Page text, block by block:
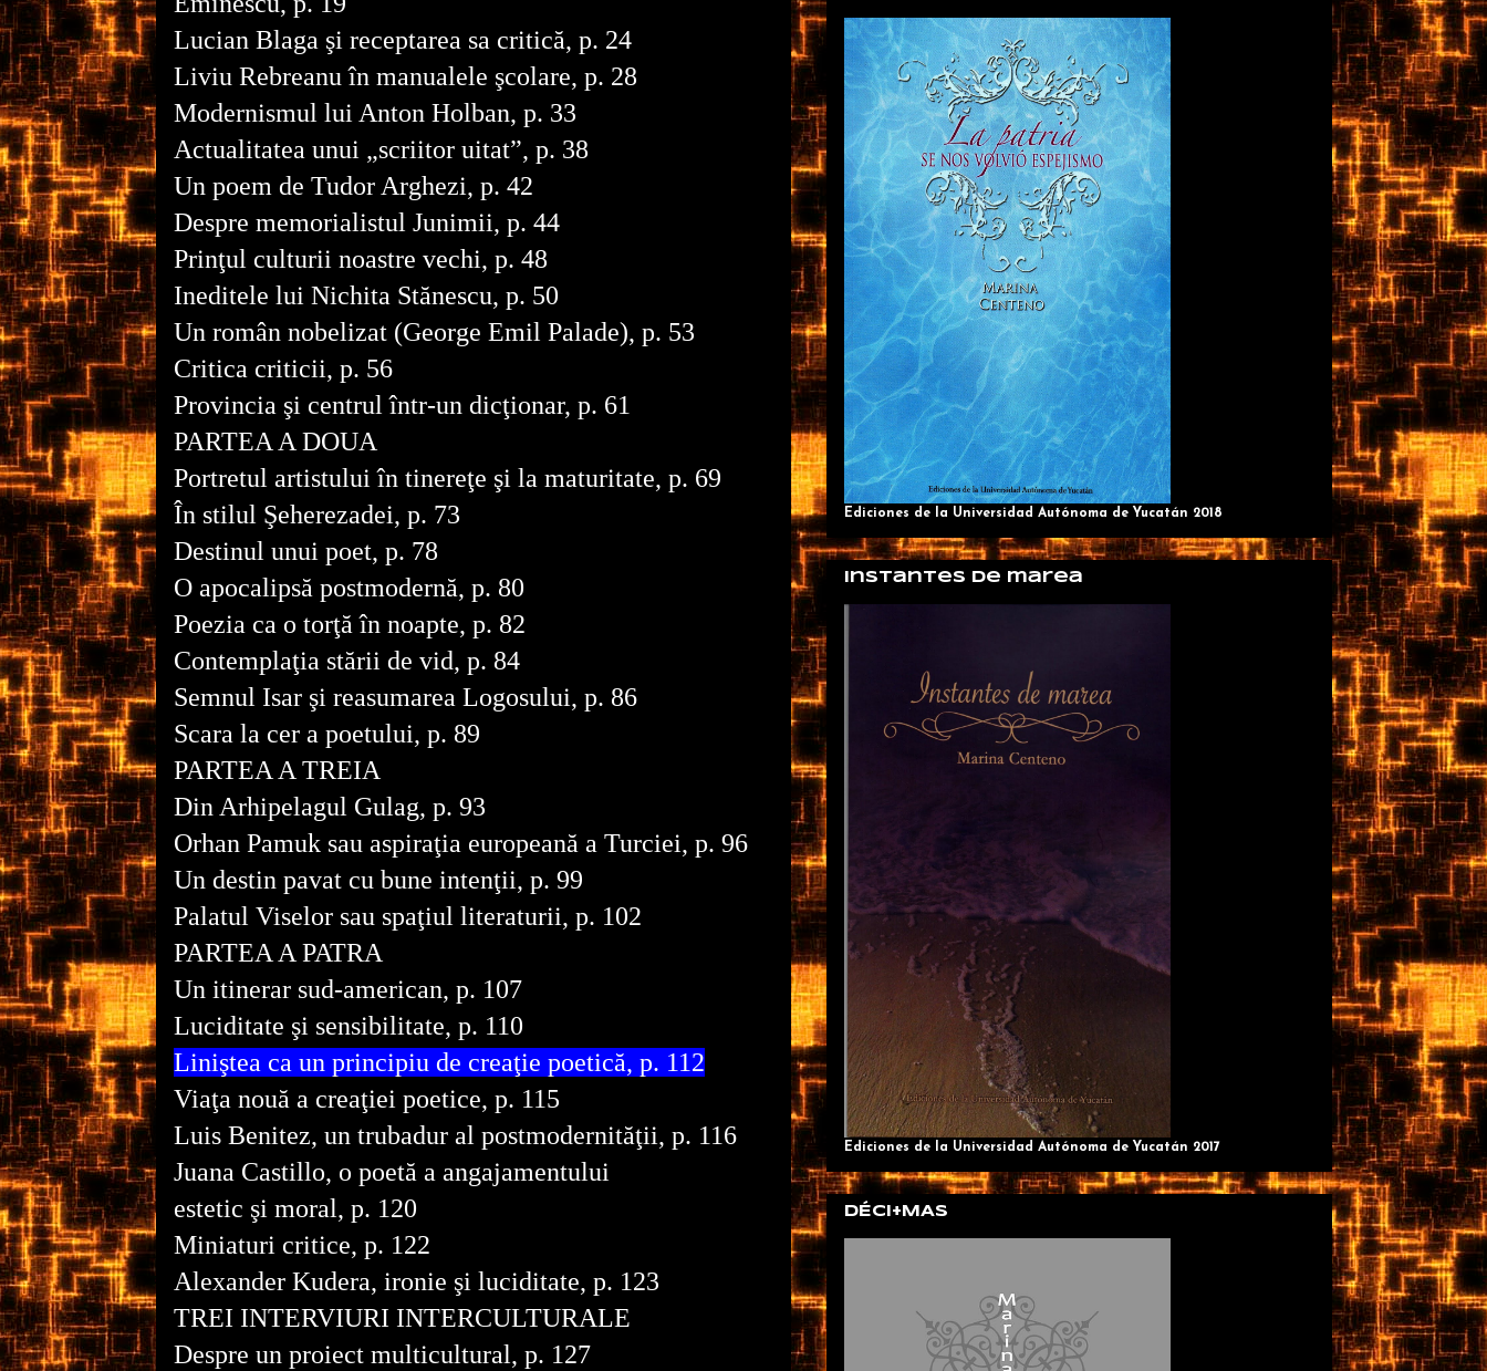
Lucian Blaga şi receptarea sa critică, p. 24
Liviu Rebreanu în manualele şcolare, p. 28
Modernismul lui Anton Holban, p. 33
Actualitatea unui „scriitor uitat”, p. 38
Un poem de Tudor Arghezi, p. 42
Despre memorialistul Junimii, p. 44
Prinţul culturii noastre vechi, p. 48
Ineditele lui Nichita Stănescu, p. 50
Un român nobelizat (George Emil Palade), p. 53
Critica criticii, p. 56
Provincia şi centrul într-un dicţionar, p. 61
PARTEA A DOUA
Portretul artistului în tinereţe şi la maturitate, p. 69
În stilul Şeherezadei, p. 73
Destinul unui poet, p. 78
O apocalipsă postmodernă, p. 80
Poezia ca o torţă în noapte, p. 82
Contemplaţia stării de vid, p. 84
Semnul Isar şi reasumarea Logosului, p. 86
Scara la cer a poetului, p. 89
PARTEA A TREIA
Din Arhipelagul Gulag, p. 93
Orhan Pamuk sau aspiraţia europeană a Turciei, p. 96
Un destin pavat cu bune intenţii, p. 99
Palatul Viselor sau spaţiul literaturii, p. 102
PARTEA A PATRA
Un itinerar sud-american, p. 107
Luciditate şi sensibilitate, p. 110
Liniştea ca un principiu de creaţie poetică, p. 112
Viaţa nouă a creaţiei poetice, p. 115
Luis Benitez, un trubadur al postmodernităţii, p. 116
Juana Castillo, o poetă a angajamentului
estetic şi moral, p. 120
Miniaturi critice, p. 122
Alexander Kudera, ironie şi luciditate, p. 123
TREI INTERVIURI INTERCULTURALE
Despre un proiect multicultural, p. 127
Ediciones de la Universidad Autónoma de Yucatán 2018
Instantes de marea
Ediciones de la Universidad Autónoma de Yucatán 2017
DÉCI+MAS